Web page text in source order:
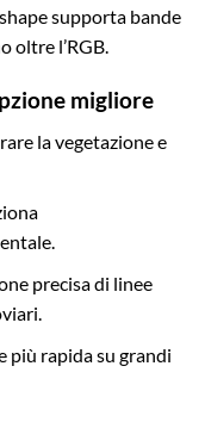
supporta bande
oltre l’RGB.
migliore
la vegetazione e
precisa di linee
più rapida su grandi